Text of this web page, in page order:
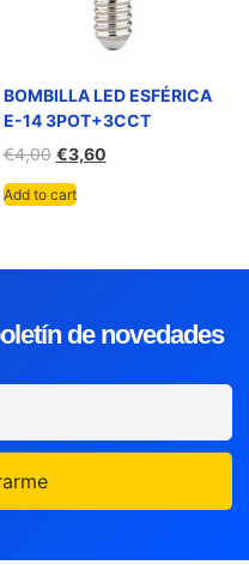
BOMBILLA LED ESFÉRICA
E-14 3POT+3CCT
€4,00 €3,60
Add to cart
de novedades